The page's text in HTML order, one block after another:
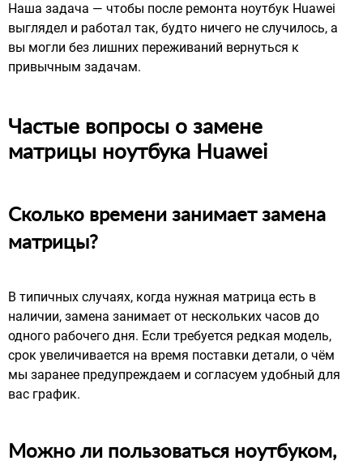
Наша задача — чтобы после ремонта ноутбук Huawei
выглядел и работал так, будто ничего не случилось, а
вы могли без лишних переживаний вернуться к
привычным задачам.
Частые вопросы о замене
матрицы ноутбука Huawei
Сколько времени занимает замена
матрицы?
В типичных случаях, когда нужная матрица есть в
наличии, замена занимает от нескольких часов до
одного рабочего дня. Если требуется редкая модель,
срок увеличивается на время поставки детали, о чём
мы заранее предупреждаем и согласуем удобный для
вас график.
Можно ли пользоваться ноутбуком,